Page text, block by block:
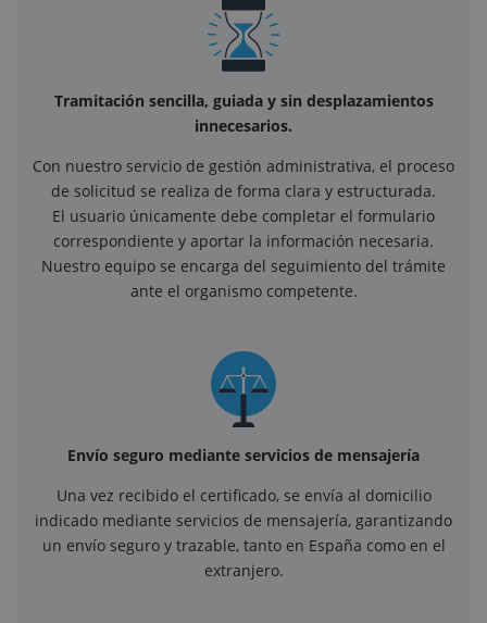
Tramitación sencilla, guiada y sin desplazamientos
innecesarios.
Con nuestro servicio de gestión administrativa, el proceso
de solicitud se realiza de forma clara y estructurada.
El usuario únicamente debe completar el formulario
correspondiente y aportar la información necesaria.
Nuestro equipo se encarga del seguimiento del trámite
ante el organismo competente.
Envío seguro mediante servicios de mensajería
Una vez recibido el certificado, se envía al domicilio
indicado mediante servicios de mensajería, garantizando
un envío seguro y trazable, tanto en España como en el
extranjero.